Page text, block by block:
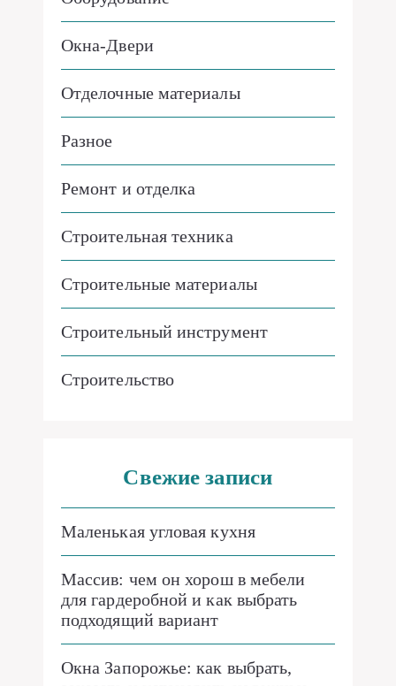
Окна-Двери
Отделочные материалы
Разное
Ремонт и отделка
Строительная техника
Строительные материалы
Строительный инструмент
Строительство
Свежие записи
Маленькая угловая кухня
Массив: чем он хорош в мебели
для гардеробной и как выбрать
подходящий вариант
Окна Запорожье: как выбрать,